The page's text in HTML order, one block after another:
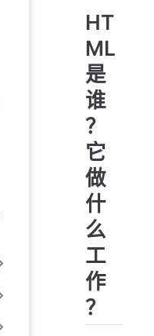
HT
ML
是
谁
？
它
做
什
么
工
作
？